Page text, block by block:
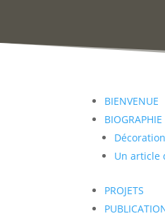
BIENVENUE
BIOGRAPHIE
Un article
PROJETS